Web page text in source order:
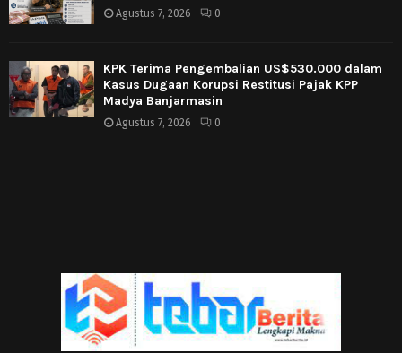
Agustus 7, 2026 0
KPK Terima Pengembalian US$530.000 dalam
Kasus Dugaan Korupsi Restitusi Pajak KPP
Madya Banjarmasin
Agustus 7, 2026 0